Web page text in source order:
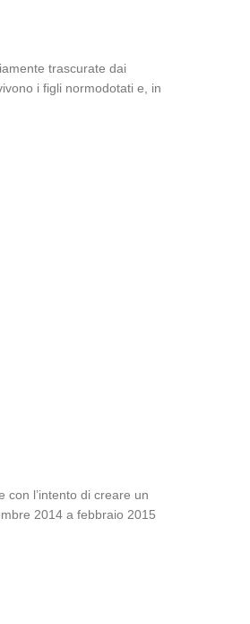
trascurate dai
i figli normodotati e, in
l’intento di creare un
2014 a febbraio 2015